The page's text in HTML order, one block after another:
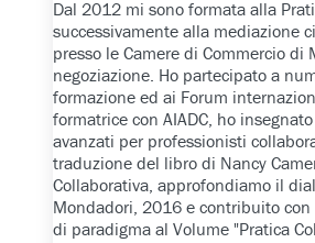
Dal 2012 mi sono formata alla
successivamente alla mediazione
presso le Camere di Commercio di
negoziazione. Ho partecipato a
formazione ed ai Forum
formatrice con AIADC, ho
avanzati per professionisti
traduzione del libro di Nancy
Collaborativa, approfondiamo il
Mondadori, 2016 e contribuito
di paradigma al Volume "Pratica